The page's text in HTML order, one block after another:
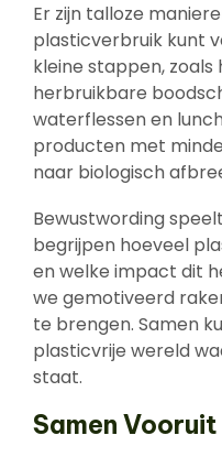
Er zijn talloze
plasticverbruik kunt
kleine stappen,
herbruikbare
waterflessen en
producten met
naar biologisch
Bewustwording
begrijpen hoeveel
en welke impact dit
we gemotiveerd
te brengen. Samen
plasticvrije wereld
staat.
Samen Vooruit